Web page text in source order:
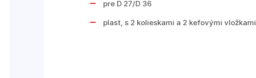
pre D 27/D 36
plast, s 2 kolieskami a 2 kefovými vložkami